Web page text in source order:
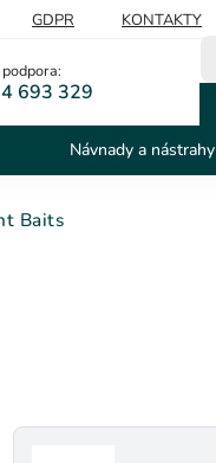
GDPR KONTAKTY
693 329
Návnady a nástrahy
Baits